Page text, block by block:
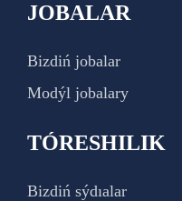
JOBALAR
Bizdiń jobalar
Modýl jobalary
TÓRESHILIK
Bizdiń sýdıalar